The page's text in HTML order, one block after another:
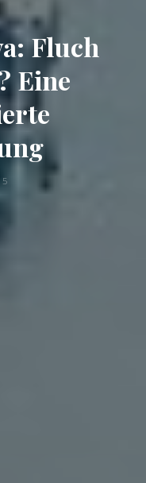
Fluch
Eine